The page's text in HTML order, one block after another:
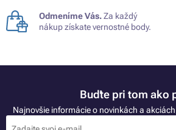
Odmeníme Vás.Za každý
nákup získate vernostné body.
Buďte pri tom ako
Najnovšie informácie o novinkách a